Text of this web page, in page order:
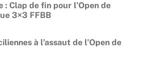
: Clap de fin pour l’Open de
3×3 FFBB
à l’assaut de l’Open de